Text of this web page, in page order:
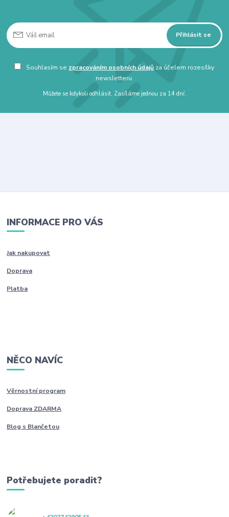
Přihlásit se
Souhlasím se zpracováním osobních údajů za účelem rozesílky
newsletteru.
Můžete se kdykoli odhlásit. Zasíláme jednou za 14 dní.
INFORMACE PRO VÁS
Jak nakupovat
Doprava
Platba
NĚCO NAVÍC
Věrnostní program
Doprava ZDARMA
Blog s Blančetou
Potřebujete poradit?